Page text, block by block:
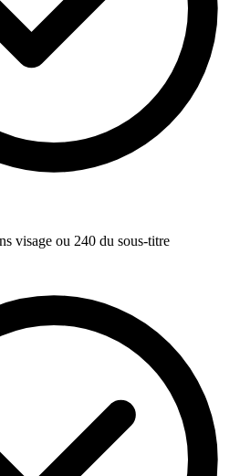
visage ou 240 du sous-titre